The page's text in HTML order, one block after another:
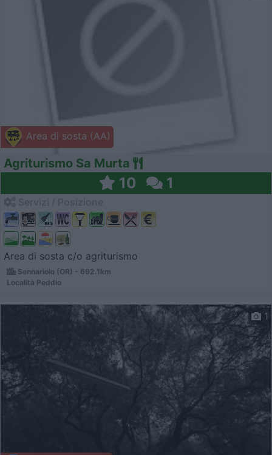
Area di sosta (AA)
Agriturismo Sa Murta
10 1
Area di sosta c/o agriturismo
Sennariolo (OR) - 692.1km
Località Peddio
1